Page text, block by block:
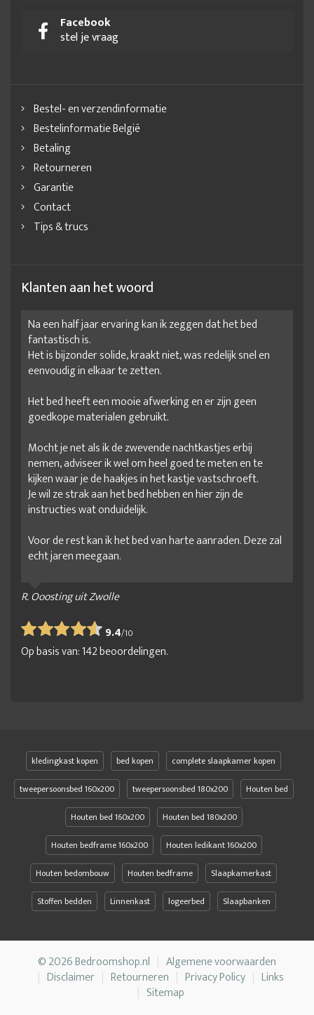
Facebook
stel je vraag
Bestel- en verzendinformatie
Bestelinformatie België
Betaling
Retourneren
Garantie
Contact
Tips & trucs
Klanten aan het woord
Na een half jaar ervaring kan ik zeggen dat het bed
fantastisch is.
Het is bijzonder solide, kraakt niet, was redelijk snel en
eenvoudig in elkaar te zetten.
Het bed heeft een mooie afwerking en er zijn geen
goedkope materialen gebruikt.
Mocht je net als ik de zwevende nachtkastjes erbij
nemen, adviseer ik wel om heel goed te meten en te
kijken waar je de haakjes in het kastje vastschroeft.
Je wil ze strak aan het bed hebben en hier zijn de
instructies wat onduidelijk.
Voor de rest kan ik het bed van harte aanraden. Deze zal
echt jaren meegaan.
R. Ooosting uit Zwolle
9.4/10
Op basis van:142beoordelingen.
kledingkast kopen bed kopen
complete slaapkamer kopen
tweepersoonsbed 160x200
tweepersoonsbed 180x200
Houten bed
Houten bed 160x200
Houten bed 180x200
Houten bedframe 160x200
Houten ledikant 160x200
Houten bedombouw
Houten bedframe
Slaapkamerkast
Stoffen bedden
Linnenkast logeerbed Slaapbanken
© 2026 Bedroomshop.nl
Algemene voorwaarden
Disclaimer
Retourneren Privacy Policy
Links
Sitemap